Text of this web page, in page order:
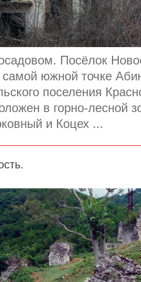
Посёлок
южной точке
поселения
в горно-лесной
и Коцех ...